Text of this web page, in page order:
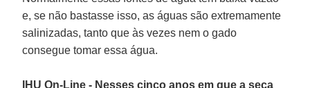
e, se não bastasse isso, as águas são extremamente
salinizadas, tanto que às vezes nem o gado
consegue tomar essa água.
IHU On-Line - Nesses cinco anos em que a seca